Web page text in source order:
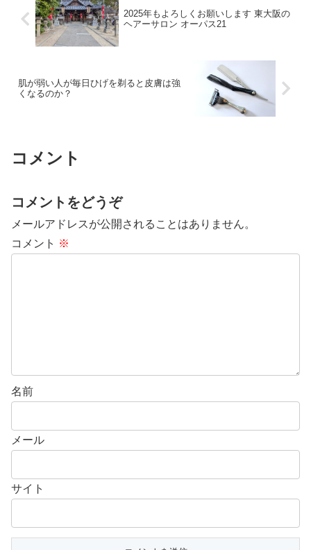
2025年もよろしくお願いします 東大阪の
ヘアーサロン オーパス21
肌が弱い人が毎日ひげを剃ると皮膚は強
くなるのか？
コメント
コメントをどうぞ
メールアドレスが公開されることはありません。
コメント ※
名前
メール
サイト